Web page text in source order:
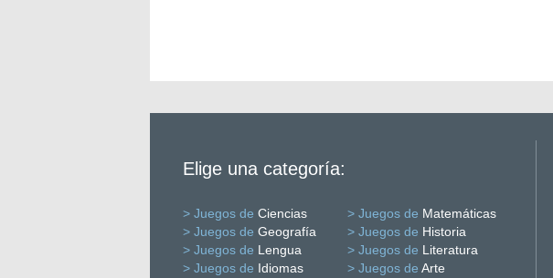
Elige una categoría:
> Juegos de Ciencias > Juegos de Matemáticas
> Juegos de Geografía > Juegos de Historia
> Juegos de Lengua > Juegos de Literatura
> Juegos de Idiomas > Juegos de Arte